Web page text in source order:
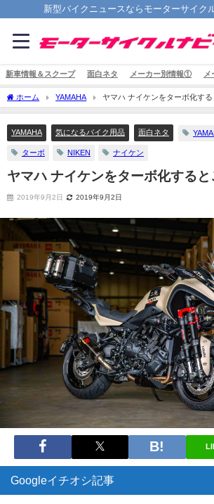
新型バイクニュースならモーターサイク
新車情報＆スクープ 面白ネタ メーカー別情報①
ホーム YAMAHA ヤマハ ナイケンをターボ化する
YAMAHA 気になるバイク用品 面白ネタ
ターボ NIKEN ナイケン
ヤマハ ナイケンをターボ化すると
2019年9月2日 2019年9月2日
Googleイチオシ記事